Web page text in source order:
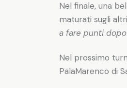
Nel finale, una
maturati sugli
a fare punti
Nel prossimo
PalaMarenco di